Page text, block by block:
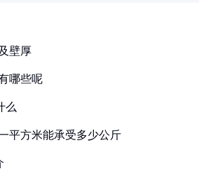
壁厚
哪些呢
么
平方米能承受多少公斤